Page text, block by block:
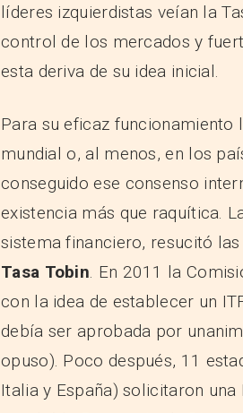
líderes izquierdistas veían la
control de los mercados y
esta deriva de su idea inicial.
Para su eficaz funcionamiento
mundial o, al menos, en los
conseguido ese consenso
existencia más que raquítica.
sistema financiero, resucitó
Tasa Tobin. En 2011 la
con la idea de establecer un
debía ser aprobada por
opuso). Poco después, 11
Italia y España) solicitaron